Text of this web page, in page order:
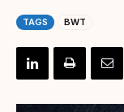
TAGS BWT